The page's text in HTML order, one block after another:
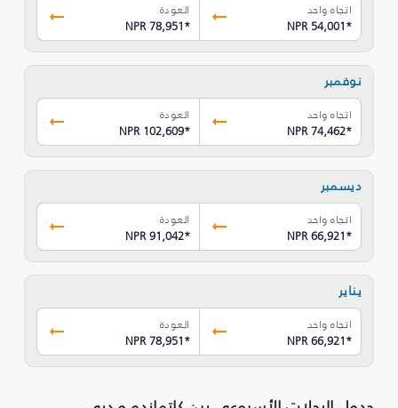
اتجاه واحد
NPR 54,001*
العودة
NPR 78,951*
نوفمبر
اتجاه واحد
NPR 74,462*
العودة
NPR 102,609*
ديسمبر
اتجاه واحد
NPR 66,921*
العودة
NPR 91,042*
يناير
اتجاه واحد
NPR 66,921*
العودة
NPR 78,951*